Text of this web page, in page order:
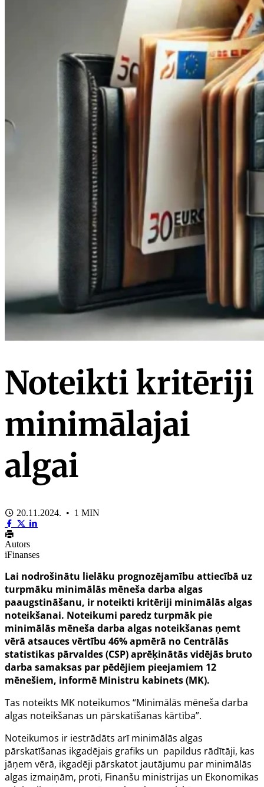
Noteikti kritēriji
minimālajai
algai
20.11.2024. • 1 MIN
Autors
iFinanses
Lai nodrošinātu lielāku prognozējamību attiecībā uz
turpmāku minimālās mēneša darba algas
paaugstināšanu, ir noteikti kritēriji minimālās algas
noteikšanai. Noteikumi paredz turpmāk pie
minimālās mēneša darba algas noteikšanas ņemt
vērā atsauces vērtību 46% apmērā no Centrālās
statistikas pārvaldes (CSP) aprēķinātās vidējās bruto
darba samaksas par pēdējiem pieejamiem 12
mēnešiem, informē Ministru kabinets (MK).
Tas noteikts MK noteikumos “Minimālās mēneša darba
algas noteikšanas un pārskatīšanas kārtība”.
Noteikumos ir iestrādāts arī minimālās algas
pārskatīšanas ikgadējais grafiks un papildus rādītāji, kas
jāņem vērā, ikgadēji pārskatot jautājumu par minimālās
algas izmaiņām, proti, Finanšu ministrijas un Ekonomikas